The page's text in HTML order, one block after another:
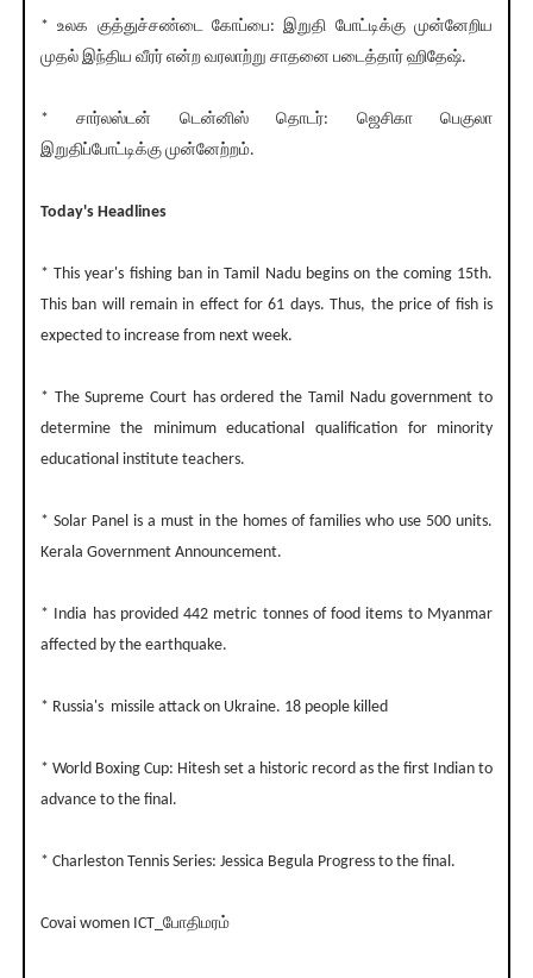
* உலக குத்துச்சண்டை கோப்பை: இறுதி போட்டிக்கு முன்னேறிய
முதல் இந்திய வீரர் என்ற வரலாற்று சாதனை படைத்தார் ஹிதேஷ்.
* சார்லஸ்டன் டென்னிஸ் தொடர்: ஜெசிகா பெகுலா
இறுதிப்போட்டிக்கு முன்னேற்றம்.
Today's Headlines
* This year's fishing ban in Tamil Nadu begins on the coming 15th.
This ban will remain in effect for 61 days. Thus, the price of fish is
expected to increase from next week.
* The Supreme Court has ordered the Tamil Nadu government to
determine the minimum educational qualification for minority
educational institute teachers.
* Solar Panel is a must in the homes of families who use 500 units.
Kerala Government Announcement.
* India has provided 442 metric tonnes of food items to Myanmar
affected by the earthquake.
* Russia's missile attack on Ukraine. 18 people killed
* World Boxing Cup: Hitesh set a historic record as the first Indian to
advance to the final.
* Charleston Tennis Series: Jessica Begula Progress to the final.
Covai women ICT_போதிமரம்